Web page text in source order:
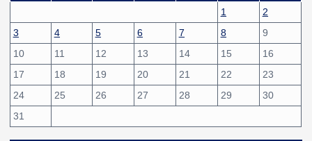
1
2
3
4 5 6 7 8
9
10
11 12 13 14 15
16
17
18 19 20 21 22
23
24
25 26 27 28 29
30
31